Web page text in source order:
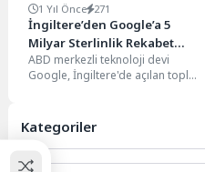
1 Yıl Önce 271
İngiltere’den Google’a 5
Milyar Sterlinlik Rekabet
Davası
ABD merkezli teknoloji devi
Google, İngiltere'de açılan toplu
Kategoriler